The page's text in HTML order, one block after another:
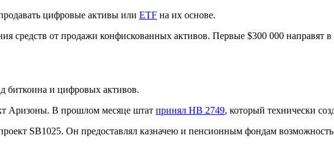
цифровые активы или ETF на их основе.
средств от продажи конфискованных активов. Первые $300 000
биткоина и цифровых активов.
Аризоны. В прошлом месяце штат принял HB 2749, который технически
SB1025. Он предоставлял казначею и пенсионным фондам